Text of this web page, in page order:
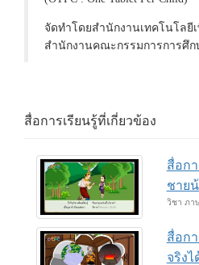
จัดทำโดยสำนักงานเทคโนโลยี
สำนักงานคณะกรรมการการศึ
สื่อการเรียนรู้ที่เกี่ยวข้อง
สื่อก
ชาย
วิชา ภา
สื่อก
จริงไ